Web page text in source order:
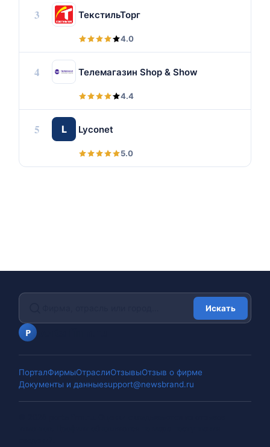
3 ТекстильТорг
4.0
4 Телемагазин Shop & Show
4.4
5 L Lyconet
5.0
P
Искать
ПорталФирмыОтраслиОтзывыОтзыв о фирме
Документы и данныеsupport@newsbrand.ru